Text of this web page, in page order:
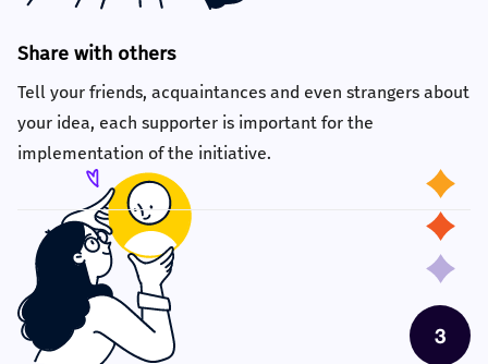
Share with others
Tell your friends, acquaintances and even strangers about
your idea, each supporter is important for the
implementation of the initiative.